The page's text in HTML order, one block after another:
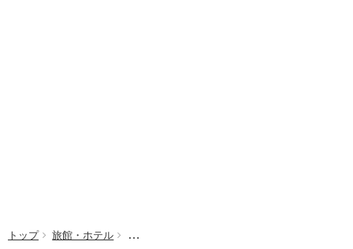
トップ 旅館・ホテル 東京マリオットホテル、「抹茶ブレッドコレク